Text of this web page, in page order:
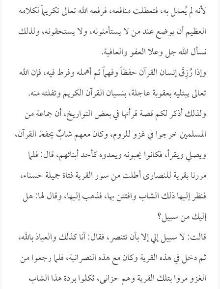
لأنه لم يُعمل به، فتعطلت منافعه، فرفعه الله تعالى تكريماً لكلامه
العظيم أن يوضع عند من لا يستأمنونه، ولا يستحقونه، ولذلك
نسأل الله جل وعلا العفو والعافية.
وإذا رُزِقَ إنسان القرآن حفظاً وفهماً ثم أهمله وفرط فيه، فإن الله
تعالى يبتليه بعقوبة عاجلة، بنسيان القرآن الكريم وتفلته منه.
ولذلك أذكر لكم قصة قرأتها في بعض التواريخ، أن جماعة من
المسلمين خرجوا في غزو للروم، وكان معهم شابٌ يحفظ القرآن،
ويصلي ويقرأ، فكانوا يحبونه ويعدوه كأحد أبنائهم، قال: فلما
مررنا بقرية للنصارى أطلت من سور القرية فتاة جميلة حسناء،
فنظر إليها ذلك الشاب وافتتن بها، فذهب إليها، وقال لها: هل
إليك من سبيل؟
قالت: لا سبيل إلي إلا بأن تتنصر، فقال: أنا كذلك والعياذ بالله،
ثم دخل في هذه القرية وكان مع هذه النصرانية، فلما رجعوا من
الغزو مروا بتلك القرية وهم حزانى، ثكلوا بردة هذا الشاب